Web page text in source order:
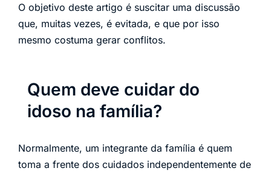
O objetivo deste artigo é suscitar uma discussão
que, muitas vezes, é evitada, e que por isso
mesmo costuma gerar conflitos.
Quem deve cuidar do
idoso na família?
Normalmente, um integrante da família é quem
toma a frente dos cuidados independentemente de